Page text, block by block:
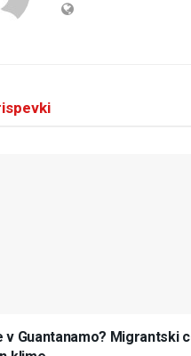
v Guantanamo? Migrantski